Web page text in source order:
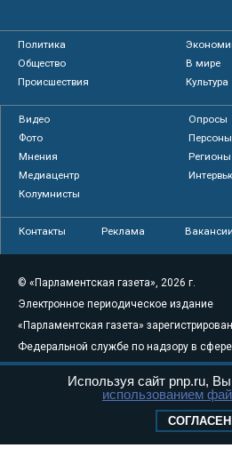
Политика
Общество
В мире
Происшествия
Культура
Видео
Опросы
Фото
Персоны
Мнения
Регионы
Медиацентр
Колумнисты
Контакты Реклама Вакансии
© «Парламентская газета», 2026 г.
Электронное периодическое издание
«Парламентская газета»
Федеральной службе по надзору в сфере
связи, информационных технологий и
массовых коммуникаций
Свидетельство о регистрации Эл №
Используя сайт pnp.ru,
использованием
СОГЛАСЕН